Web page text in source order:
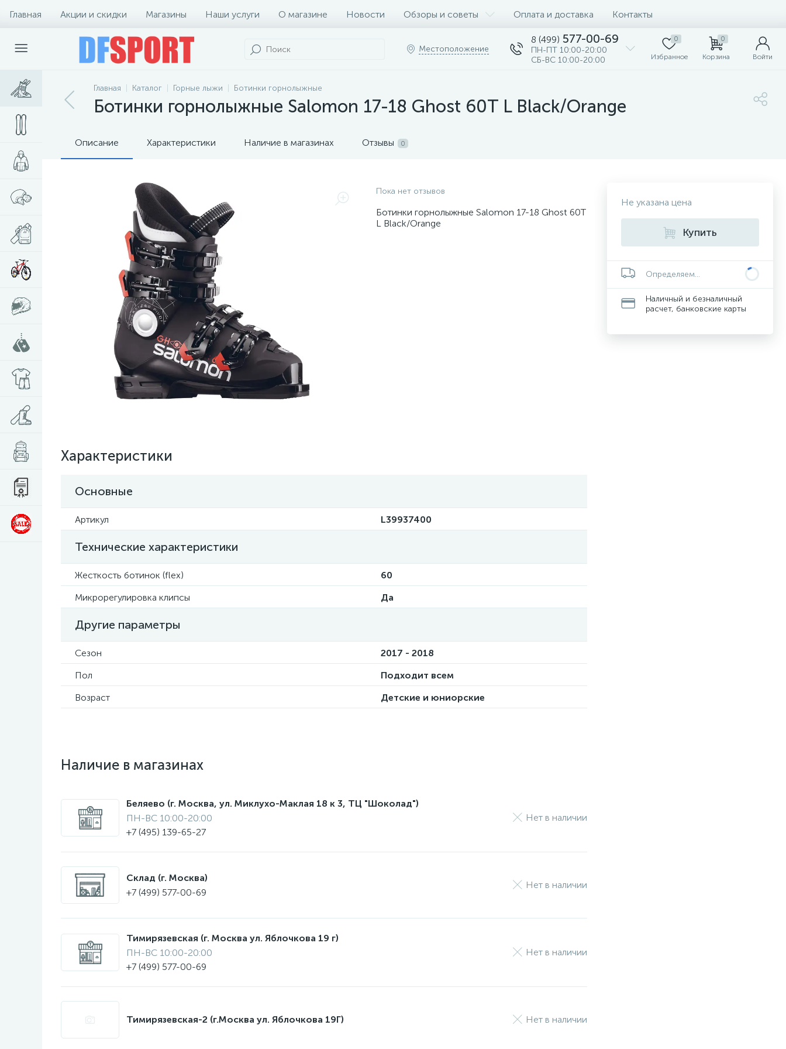
Главная Акции и скидки Магазины Наши услуги О магазине Новости Обзоры и советы Оплата и доставка Контакты
Местоположение
8 (499) 577-00-69
ПН-ПТ 10:00-20:00
СБ-ВС 10:00-20:00
0
Избранное
0
Корзина Войти
Главная Каталог Горные лыжи Ботинки горнолыжные
Ботинки горнолыжные Salomon 17-18 Ghost 60T L Black/Orange
Описание Характеристики Наличие в магазинах Отзывы 0
Пока нет отзывов
Ботинки горнолыжные Salomon 17-18 Ghost 60T
L Black/Orange
Характеристики
Основные
Артикул L39937400
Технические характеристики
Жесткость ботинок (flex)
60
Микрорегулировка клипсы
Да
Другие параметры
Сезон
2017 - 2018
Пол
Подходит всем
Возраст
Детские и юниорские
Наличие в магазинах
Беляево (г. Москва, ул. Миклухо-Маклая 18 к 3, ТЦ "Шоколад")
ПН-ВС 10:00-20:00
+7 (495) 139-65-27
Нет в наличии
Склад (г. Москва)
+7 (499) 577-00-69
Нет в наличии
Тимирязевская (г. Москва ул. Яблочкова 19 г)
ПН-ВС 10:00-20:00
+7 (499) 577-00-69
Нет в наличии
Тимирязевская-2 (г.Москва ул. Яблочкова 19Г) Нет в наличии
Не указана цена
Купить
Определяем...
Наличный и безналичный
расчет, банковские карты